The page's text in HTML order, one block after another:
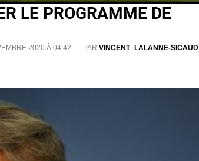
LE PROGRAMME DE
2020 À 04:42 PAR VINCENT_LALANNE-SICAUD